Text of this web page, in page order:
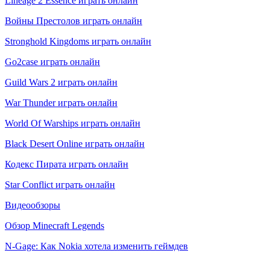
Войны Престолов играть онлайн
Stronghold Kingdoms играть онлайн
Go2case играть онлайн
Guild Wars 2 играть онлайн
War Thunder играть онлайн
World Of Warships играть онлайн
Black Desert Online играть онлайн
Кодекс Пирата играть онлайн
Star Conflict играть онлайн
Видеообзоры
Обзор Minecraft Legends
N-Gage: Как Nokia хотела изменить геймдев